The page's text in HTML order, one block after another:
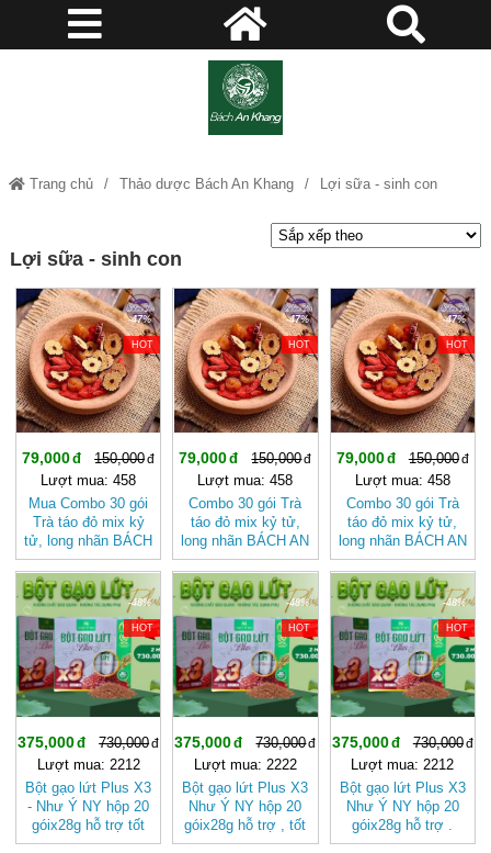
Trang chủ Thảo dược Bách An Khang Lợi sữa - sinh con
Lợi sữa - sinh con
-47%
HOT
79,000
150,000
Lượt mua: 458
Mua Combo 30 gói
Trà táo đỏ mix kỷ
tử, long nhãn BÁCH
AN KHANG - Trà
Thảo Mộc , Ngủ
Ngon
-47%
HOT
79,000
150,000
Lượt mua: 458
Combo 30 gói Trà
táo đỏ mix kỷ tử,
long nhãn BÁCH AN
KHANG
-47%
HOT
79,000
150,000
Lượt mua: 458
Combo 30 gói Trà
táo đỏ mix kỷ tử,
long nhãn BÁCH AN
KHANG - Trà Thảo
Mộc , Ngủ Ngon
-48%
HOT
375,000
730,000
Lượt mua: 2212
Bột gạo lứt Plus X3
- Như Ý NY hộp 20
góix28g hỗ trợ tốt
cho sức khỏe
-48%
HOT
375,000
730,000
Lượt mua: 2222
Bột gạo lứt Plus X3
Như Ý NY hộp 20
góix28g hỗ trợ , tốt
cho sức khỏe.
-48%
HOT
375,000
730,000
Lượt mua: 2212
Bột gạo lứt Plus X3
Như Ý NY hộp 20
góix28g hỗ trợ .